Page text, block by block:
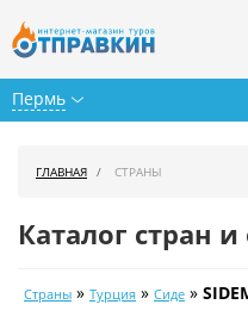
Пермь
Календарь туров
ГЛАВНАЯ СТРАНЫ
Каталог стран
Страны » Турция » Сиде »